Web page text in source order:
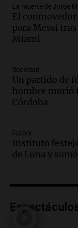
Episodios
Audio.Ley
en el
Episodios
Audio.
tradicional
Audio.
"Tres
hacerle
Episodios
metros del
La muerte de Jorge
El
para Messi
Miami
Sociedad
Un partido de
hombre murió
Córdoba
Fútbol
Instituto
de Luna y